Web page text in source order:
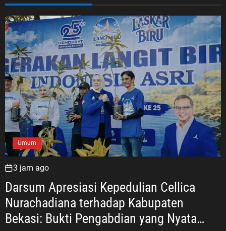
Umum
3 jam ago
Darsum Apresiasi Kepedulian Cellica
Nurachadiana terhadap Kabupaten
Bekasi: Bukti Pengabdian yang Nyata